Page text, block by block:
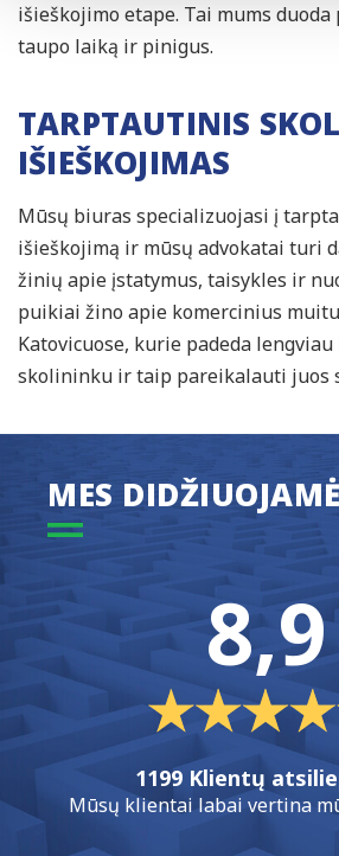
išieškojimo etape. Tai mums
taupo laiką ir pinigus.
TARPTAUTINIS
IŠIEŠKOJIMAS
Mūsų biuras specializuojasi į
išieškojimą ir mūsų advokatai turi
žinių apie įstatymus, taisykles ir
puikiai žino apie komercinius
Katovicuose, kurie padeda
skolininku ir taip pareikalauti juos
MES
8,9
1199 Klientų
Mūsų klientai labai vertina